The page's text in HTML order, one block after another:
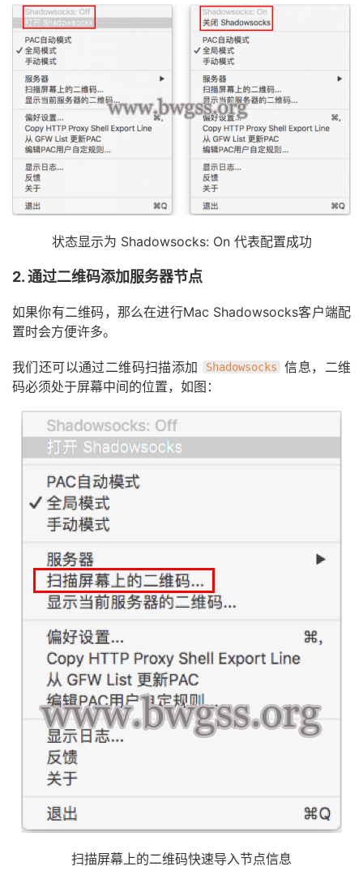
状态显示为 Shadowsocks: On 代表配置成功
2. 通过二维码添加服务器节点
如果你有二维码，那么在进行Mac Shadowsocks客户端配
置时会方便许多。
我们还可以通过二维码扫描添加 Shadowsocks
信息，二维
码必须处于屏幕中间的位置，如图：
扫描屏幕上的二维码快速导入节点信息